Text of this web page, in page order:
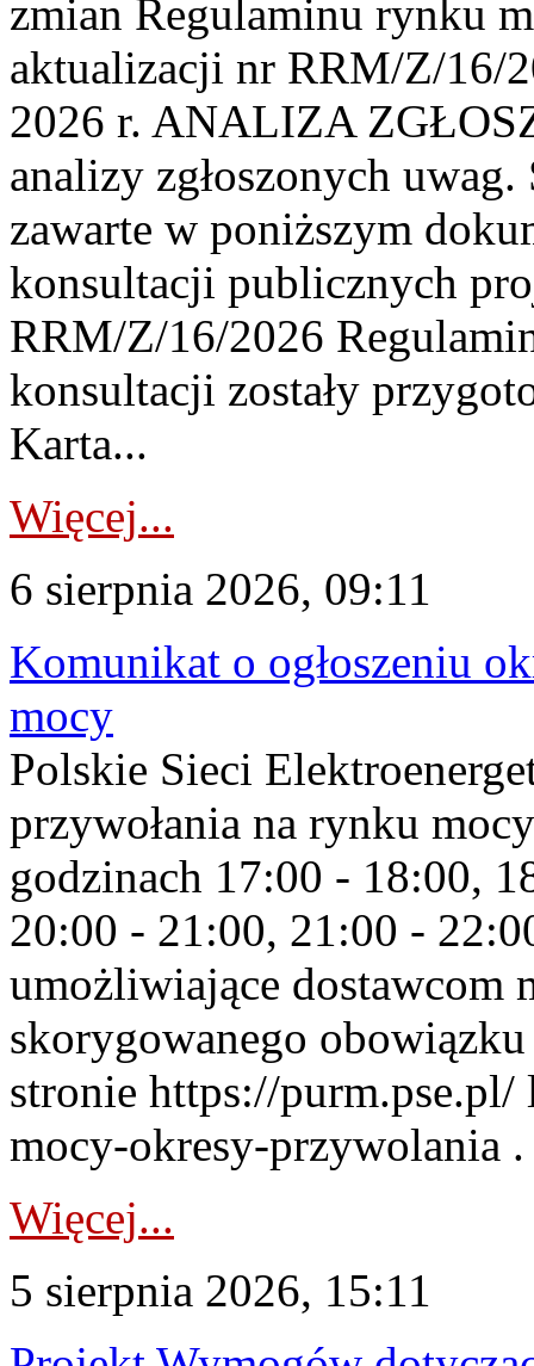
zmian Regulaminu rynku
aktualizacji nr RRM/Z/16/
2026 r. ANALIZA
analizy zgłoszonych
zawarte w poniższym
konsultacji publicznych
RRM/Z/16/2026
konsultacji zostały
Karta...
Więcej...
6 sierpnia 2026, 09:11
Komunikat o ogłoszeniu
mocy
Polskie Sieci
przywołania na rynku
godzinach 17:00 - 18:00,
20:00 - 21:00, 21:00 -
umożliwiające dostawcom
skorygowanego
stronie https://
mocy-okresy-przywolania
Więcej...
5 sierpnia 2026, 15:11